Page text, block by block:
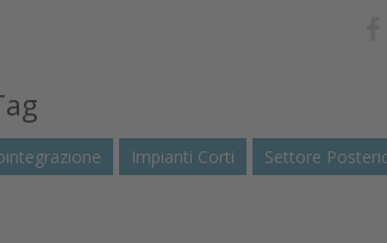
Impianti Corti Settore